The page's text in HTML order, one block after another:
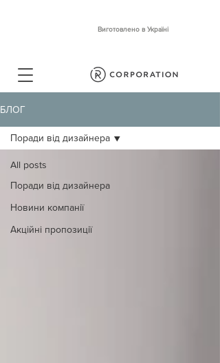
Виготовлено в Україні
БЛОГ
All posts
Поради від дизайнера
Новини компанії
Акційні пропозиції
Поради від дизайнера